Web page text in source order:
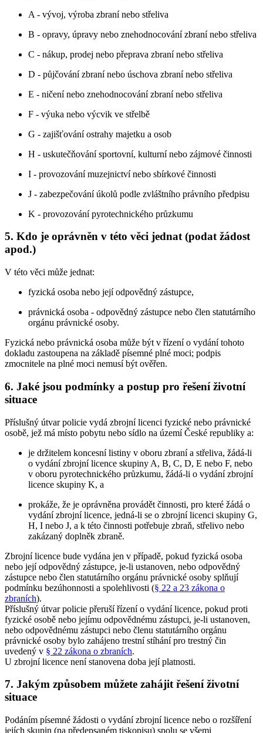
A - vývoj, výroba zbraní nebo střeliva
B - opravy, úpravy nebo znehodnocování zbraní nebo střeliva
C - nákup, prodej nebo přeprava zbraní nebo střeliva
D - půjčování zbraní nebo úschova zbraní nebo střeliva
E - ničení nebo znehodnocování zbraní nebo střeliva
F - výuka nebo výcvik ve střelbě
G - zajišťování ostrahy majetku a osob
H - uskutečňování sportovní, kulturní nebo zájmové činnosti
I - provozování muzejnictví nebo sbírkové činnosti
J - zabezpečování úkolů podle zvláštního právního předpisu
K - provozování pyrotechnického průzkumu
5. Kdo je oprávněn v této věci jednat (podat žádost
apod.)
V této věci může jednat:
fyzická osoba nebo její odpovědný zástupce,
právnická osoba - odpovědný zástupce nebo člen statutárního
orgánu právnické osoby.
Fyzická nebo právnická osoba může být v řízení o vydání tohoto
dokladu zastoupena na základě písemné plné moci; podpis
zmocnitele na plné moci nemusí být ověřen.
6. Jaké jsou podmínky a postup pro řešení životní
situace
Příslušný útvar policie vydá zbrojní licenci fyzické nebo právnické
osobě, jež má místo pobytu nebo sídlo na území České republiky a:
je držitelem koncesní listiny v oboru zbraní a střeliva, žádá-li
o vydání zbrojní licence skupiny A, B, C, D, E nebo F, nebo
v oboru pyrotechnického průzkumu, žádá-li o vydání zbrojní
licence skupiny K, a
prokáže, že je oprávněna provádět činnosti, pro které žádá o
vydání zbrojní licence, jedná-li se o zbrojní licenci skupiny G,
H, I nebo J, a k této činnosti potřebuje zbraň, střelivo nebo
zakázaný doplněk zbraně.
Zbrojní licence bude vydána jen v případě, pokud fyzická osoba
nebo její odpovědný zástupce, je-li ustanoven, nebo odpovědný
zástupce nebo člen statutárního orgánu právnické osoby splňují
podmínku bezúhonnosti a spolehlivosti (§ 22 a 23 zákona o
zbraních).
Příslušný útvar policie přeruší řízení o vydání licence, pokud proti
fyzické osobě nebo jejímu odpovědnému zástupci, je-li ustanoven,
nebo odpovědnému zástupci nebo členu statutárního orgánu
právnické osoby bylo zahájeno trestní stíhání pro trestný čin
uvedený v § 22 zákona o zbraních.
U zbrojní licence není stanovena doba její platnosti.
7. Jakým způsobem můžete zahájit řešení životní
situace
Podáním písemné žádosti o vydání zbrojní licence nebo o rozšíření
jejích skupin (na předepsaném tiskopisu) spolu se všemi